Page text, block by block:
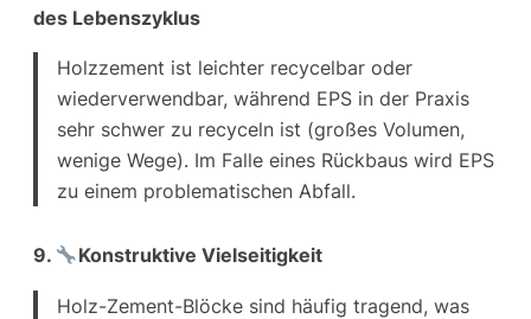
des Lebenszyklus
Holzzement ist leichter recycelbar oder
wiederverwendbar, während EPS in der Praxis
sehr schwer zu recyceln ist (großes Volumen,
wenige Wege). Im Falle eines Rückbaus wird EPS
zu einem problematischen Abfall.
9. Konstruktive Vielseitigkeit
Holz-Zement-Blöcke sind häufig tragend, was